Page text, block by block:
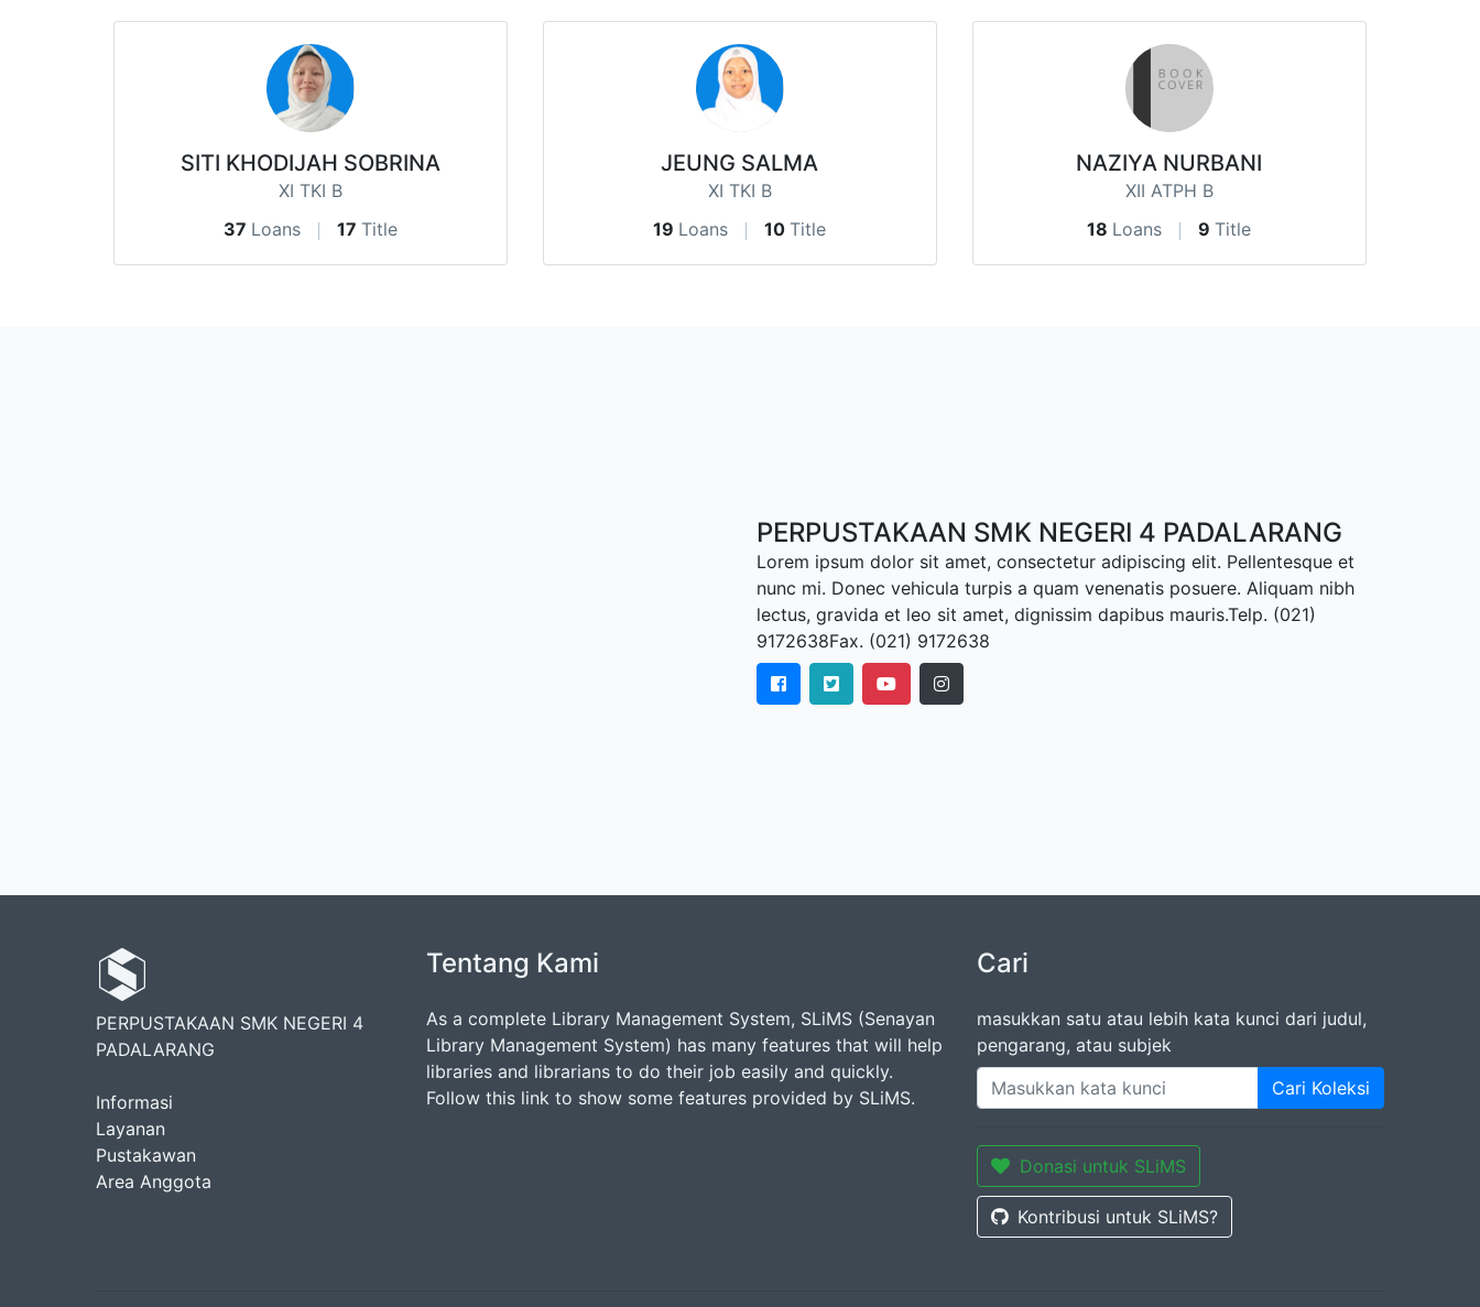
SITI KHODIJAH SOBRINA
XI TKI B
37 Loans 17 Title
JEUNG SALMA
XI TKI B
19 Loans 10 Title
NAZIYA NURBANI
XII ATPH B
18 Loans 9 Title
PERPUSTAKAAN SMK NEGERI 4 PADALARANG
Lorem ipsum dolor sit amet, consectetur adipiscing elit. Pellentesque et
nunc mi. Donec vehicula turpis a quam venenatis posuere. Aliquam nibh
lectus, gravida et leo sit amet, dignissim dapibus mauris.Telp. (021)
9172638Fax. (021) 9172638
PERPUSTAKAAN SMK NEGERI 4
PADALARANG
Informasi
Layanan
Pustakawan
Area Anggota
Tentang Kami
As a complete Library Management System, SLiMS (Senayan
Library Management System) has many features that will help
libraries and librarians to do their job easily and quickly.
Follow this link to show some features provided by SLiMS.
Cari
masukkan satu atau lebih kata kunci dari judul,
pengarang, atau subjek
Cari Koleksi
Donasi untuk SLiMS
Kontribusi untuk SLiMS?